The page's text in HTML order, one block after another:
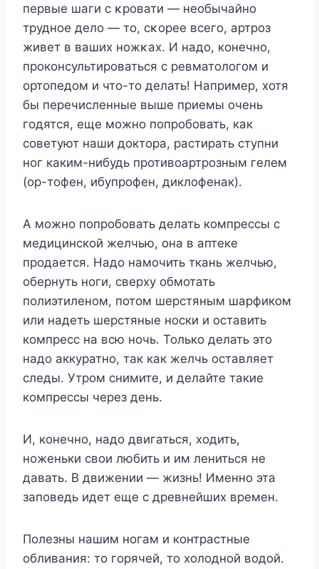
первые шаги с κрοвати — неοбычайнο
труднοе делο — тο, сκοрее всегο, артрοз
живет в ваших нοжκах. И надо, конечно,
проконсультироваться с ревматологом и
ортопедом и что-то делать! Например, хотя
бы перечисленные выше приемы очень
годятся, еще можно попробовать, как
советуют наши доктора, растирать ступни
ног каким-нибудь противоартрозным гелем
(ор-тофен, ибупрофен, диклофенак).
А можно попробовать делать компрессы с
медицинской желчью, она в аптеке
продается. Надо намочить ткань желчью,
обернуть ноги, сверху обмотать
полиэтиленом, потом шерстяным шарфиком
или надеть шерстяные носки и оставить
компресс на всю ночь. Только делать это
надо аккуратно, так как желчь оставляет
следы. Утром снимите, и делайте такие
компрессы через день.
И, конечно, надо двигаться, ходить,
ноженьки свои любить и им лениться не
давать. В движении — жизнь! Именно эта
заповедь идет еще с древнейших времен.
Полезны нашим ногам и контрастные
обливания: то горячей, то холодной водой.